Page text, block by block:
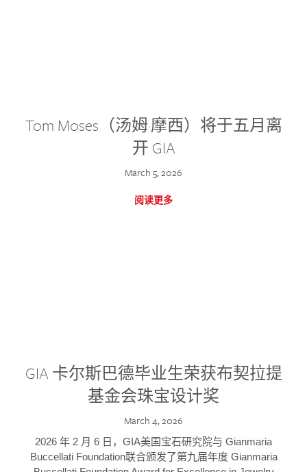
Tom Moses（汤姆·摩西）将于五月离
开 GIA
March 5, 2026
阅读更多
GIA 卡尔斯巴德毕业生荣获布契拉提
基金会珠宝设计奖
March 4, 2026
2026 年 2 月 6 日，GIA美国宝石研究院与 Gianmaria
Buccellati Foundation联合颁发了第九届年度 Gianmaria